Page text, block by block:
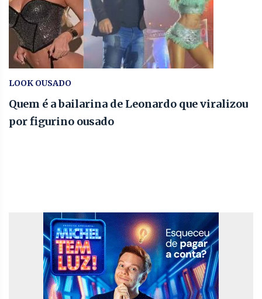
LOOK OUSADO
Quem é a bailarina de Leonardo que viralizou
por figurino ousado